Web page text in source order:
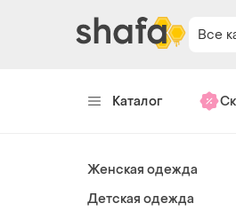
Все
Каталог
Женская одежда
Детская одежда